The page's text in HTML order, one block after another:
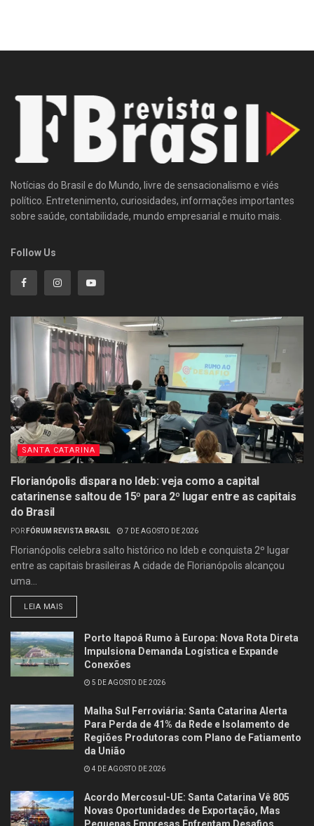
Notícias do Brasil e do Mundo, livre de sensacionalismo e viés
político. Entretenimento, curiosidades, informações importantes
sobre saúde, contabilidade, mundo empresarial e muito mais.
Follow Us
SANTA CATARINA
Florianópolis dispara no Ideb: veja como a capital
catarinense saltou de 15º para 2º lugar entre as capitais
do Brasil
POR FÓRUM REVISTA BRASIL 7 DE AGOSTO DE 2026
Florianópolis celebra salto histórico no Ideb e conquista 2º lugar
entre as capitais brasileiras A cidade de Florianópolis alcançou
uma...
LEIA MAIS
Porto Itapoá Rumo à Europa: Nova Rota Direta
Impulsiona Demanda Logística e Expande
Conexões
5 DE AGOSTO DE 2026
Malha Sul Ferroviária: Santa Catarina Alerta
Para Perda de 41% da Rede e Isolamento de
Regiões Produtoras com Plano de Fatiamento
da União
4 DE AGOSTO DE 2026
Acordo Mercosul-UE: Santa Catarina Vê 805
Novas Oportunidades de Exportação, Mas